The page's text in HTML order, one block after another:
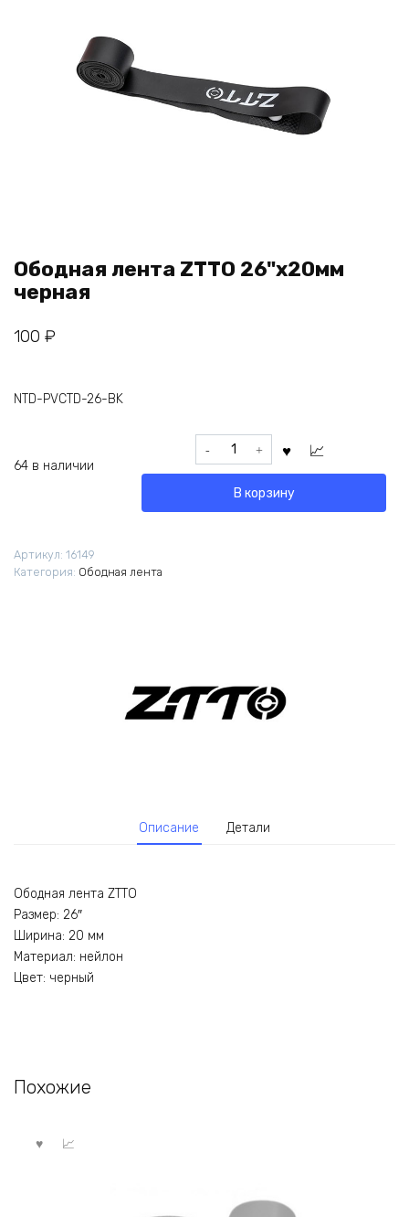
Ободная лента ZTTO 26"x20мм
черная
100 ₽
NTD-PVCTD-26-BK
64 в наличии
Количество
товара
В корзину
Артикул: 16149
Категория: Ободная лента
Описание Детали
Ободная лента ZTTO
Размер: 26″
Ширина: 20 мм
Материал: нейлон
Цвет: черный
Похожие